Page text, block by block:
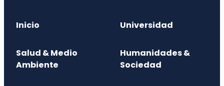
Inicio Universidad
Salud & Medio
Ambiente
Humanidades &
Sociedad